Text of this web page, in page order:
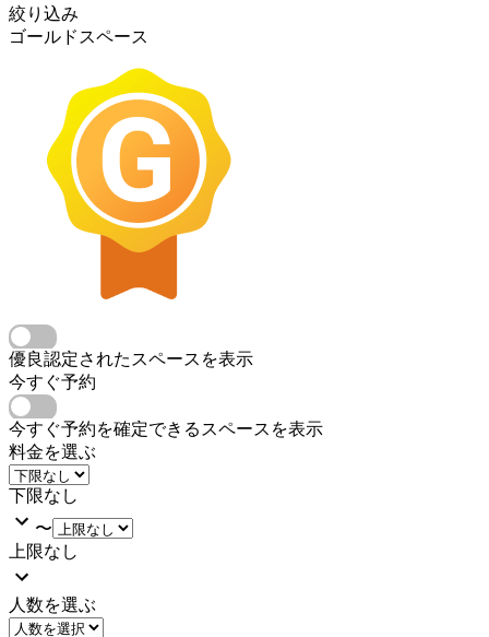
絞り込み
ゴールドスペース
優良認定されたスペースを表示
今すぐ予約
今すぐ予約を確定できるスペースを表示
料金を選ぶ
下限なし
〜
上限なし
人数を選ぶ